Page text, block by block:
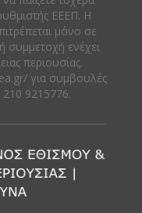
ΕΕΕΠ. Η
μόνο σε
ενέχει
περιουσίας.
για συμβουλές
210 9215776.